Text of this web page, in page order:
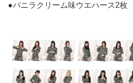
●バニラクリーム味ウエハース2枚